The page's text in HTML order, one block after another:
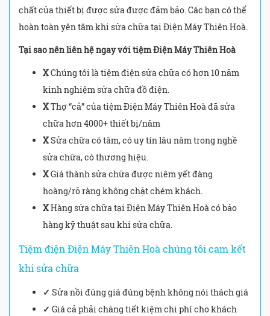
chất của thiết bị được sửa được đảm bảo. Các bạn có thể
hoàn toàn yên tâm khi sửa chữa tại Điện Máy Thiên Hoà.
Tại sao nên liên hệ ngay với tiệm Điện Máy Thiên Hoà
XChúng tôi là tiệm điện sửa chữa có hơn 10 năm
kinh nghiệm sửa chữa đồ điện.
XThợ “cả” của tiệm Điện Máy Thiên Hoà đã sửa
chữa hơn 4000+ thiết bị/năm
XSửa chữa có tâm, có uy tín lâu năm trong nghề
sửa chữa, có thương hiệu.
XGiá thành sửa chữa được niêm yết đàng
hoàng/rõ ràng không chặt chém khách.
XHàng sửa chữa tại Điện Máy Thiên Hoà có bảo
hàng kỹ thuật sau khi sửa chữa.
Tiệm điện Điện Máy Thiên Hoà chúng tôi cam kết
khi sửa chữa
✓ Sửa nồi đúng giá đúng bệnh không nói thách giá
✓ Giá cả phải chăng tiết kiệm chi phí cho khách